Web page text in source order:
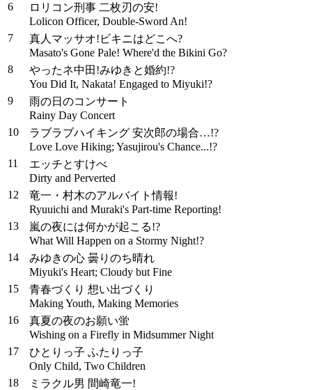
6
ロリコン刑事 二枚刃の安!
Lolicon Officer, Double-Sword An!
7
真人マッサオ!ビキニはどこへ?
Masato's Gone Pale! Where'd the Bikini Go?
8
やったネ中田!みゆきと婚約!?
You Did It, Nakata! Engaged to Miyuki!?
9
雨の日のコンサート
Rainy Day Concert
10
ラブラブハイキング 安次郎の場合…!?
Love Love Hiking; Yasujirou's Chance...!?
11
エッチとすけべ
Dirty and Perverted
12
竜一・村木のアルバイト情報!
Ryuuichi and Muraki's Part-time Reporting!
13
嵐の夜には何かが起こる!?
What Will Happen on a Stormy Night!?
14
みゆきの心 曇りのち晴れ
Miyuki's Heart; Cloudy but Fine
15
青春づくり 想い出づくり
Making Youth, Making Memories
16
真夏の夜のお願い蛍
Wishing on a Firefly in Midsummer Night
17
ひとりっ子 ふたりっ子
Only Child, Two Children
18
ミラクル男 間崎竜一!